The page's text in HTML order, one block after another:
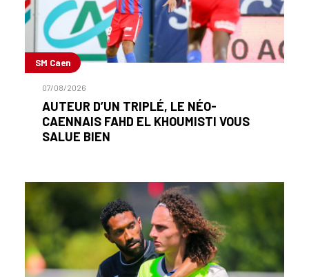
SM Caen
07/08/2026
AUTEUR D’UN TRIPLÉ, LE NÉO-
CAENNAIS FAHD EL KHOUMISTI VOUS
SALUE BIEN